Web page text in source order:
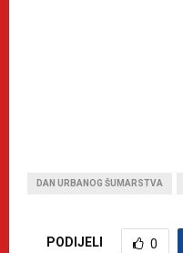
DAN URBANOG ŠUMARSTVA
PODIJELI 0